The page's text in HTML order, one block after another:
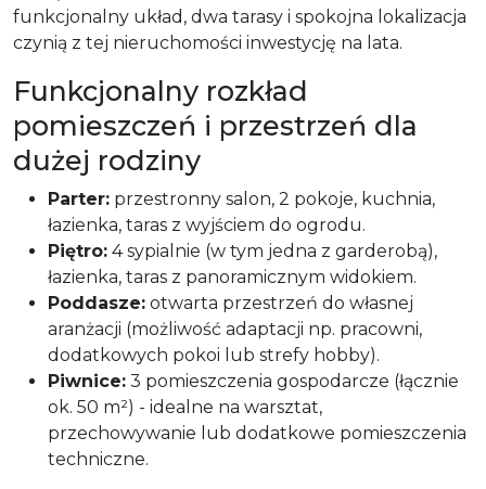
funkcjonalny układ, dwa tarasy i spokojna lokalizacja
czynią z tej nieruchomości inwestycję na lata.
Funkcjonalny rozkład
pomieszczeń i przestrzeń dla
dużej rodziny
Parter: przestronny salon, 2 pokoje, kuchnia,
łazienka, taras z wyjściem do ogrodu.
Piętro: 4 sypialnie (w tym jedna z garderobą),
łazienka, taras z panoramicznym widokiem.
Poddasze: otwarta przestrzeń do własnej
aranżacji (możliwość adaptacji np. pracowni,
dodatkowych pokoi lub strefy hobby).
Piwnice: 3 pomieszczenia gospodarcze (łącznie
ok. 50 m²) - idealne na warsztat,
przechowywanie lub dodatkowe pomieszczenia
techniczne.